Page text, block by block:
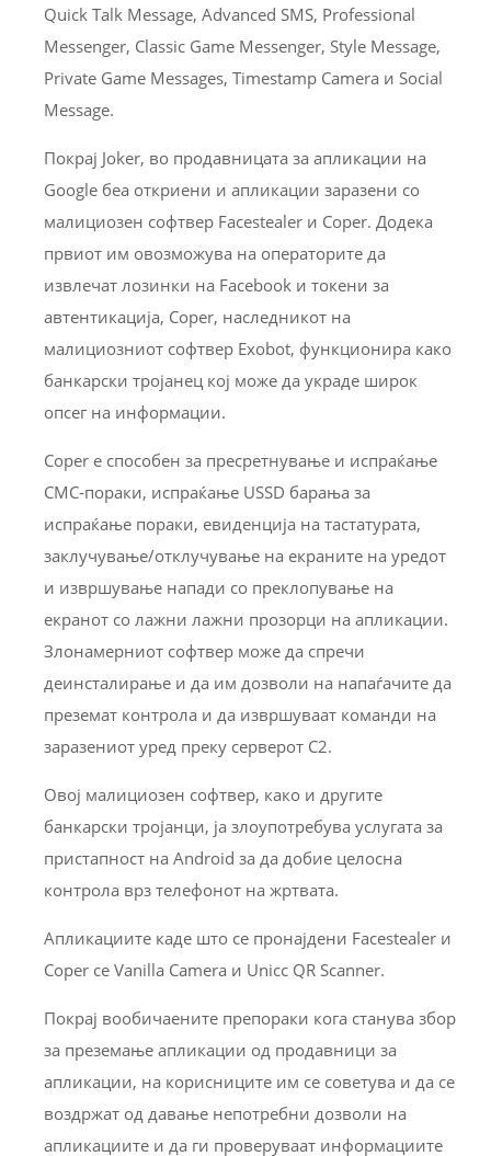
Quick Talk Message, Advanced SMS, Professional
Messenger, Classic Game Messenger, Style Message,
Private Game Messages, Timestamp Camera и Social
Message.
Покрај Joker, во продавницата за апликации на
Google беа откриени и апликации заразени со
малициозен софтвер Facestealer и Coper. Додека
првиот им овозможува на операторите да
извлечат лозинки на Facebook и токени за
автентикација, Coper, наследникот на
малициозниот софтвер Exobot, функционира како
банкарски тројанец кој може да украде широк
опсег на информации.
Coper е способен за пресретнување и испраќање
СМС-пораки, испраќање USSD барања за
испраќање пораки, евиденција на тастатурата,
заклучување/отклучување на екраните на уредот
и извршување напади со преклопување на
екранот со лажни лажни прозорци на апликации.
Злонамерниот софтвер може да спречи
деинсталирање и да им дозволи на напаѓачите да
преземат контрола и да извршуваат команди на
заразениот уред преку серверот C2.
Овој малициозен софтвер, како и другите
банкарски тројанци, ја злоупотребува услугата за
пристапност на Android за да добие целосна
контрола врз телефонот на жртвата.
Апликациите каде што се пронајдени Facestealer и
Coper се Vanilla Camera и Unicc QR Scanner.
Покрај вообичаените препораки кога станува збор
за преземање апликации од продавници за
апликации, на корисниците им се советува и да се
воздржат од давање непотребни дозволи на
апликациите и да ги проверуваат информациите